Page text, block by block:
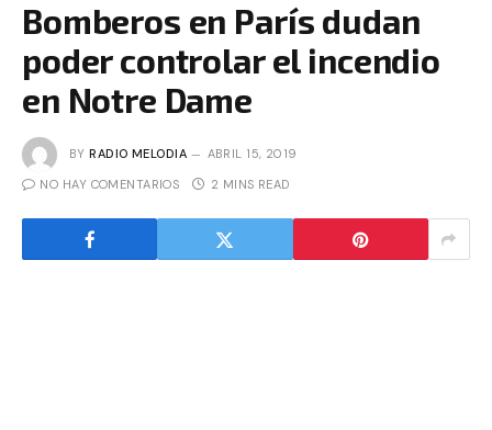
Bomberos en París dudan
poder controlar el incendio
en Notre Dame
BY RADIO MELODIA ABRIL 15, 2019
NO HAY COMENTARIOS 2 MINS READ